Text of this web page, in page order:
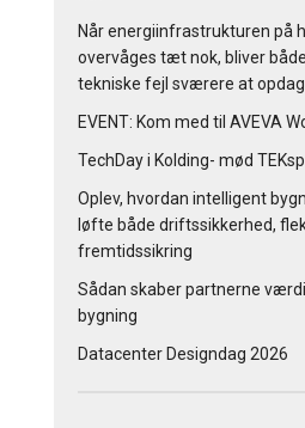
Når energiinfrastrukturen på
overvåges tæt nok, bliver
tekniske fejl sværere at
EVENT: Kom med til AVEVA
TechDay i Kolding- mød
Oplev, hvordan intelligent
løfte både driftssikkerhed,
fremtidssikring
Sådan skaber partnerne
bygning
Datacenter Designdag 2026